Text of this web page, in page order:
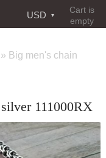
Cart is
empty
USD
» Big men's chain
111000RX